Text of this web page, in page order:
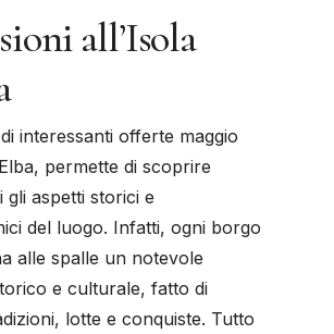
all’Isola
interessanti offerte maggio
permette di scoprire
gli aspetti storici e
del luogo. Infatti, ogni borgo
alle spalle un notevole
e culturale, fatto di
lotte e conquiste. Tutto